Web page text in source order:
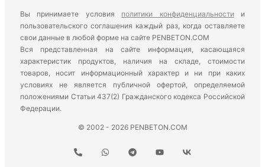
Вы принимаете условия политики конфиденциальностии
пользовательского соглашения каждый раз, когда оставляете
свои данные в любой форме на сайте PENBETON.COM
Вся представленная на сайте информация, касающаяся
характеристик продуктов, наличия на складе, стоимости
товаров, носит информационный характер и ни при каких
условиях не является публичной офертой, определяемой
положениями Статьи 437(2) Гражданского кодекса Российской
Федерации.
© 2002 - 2026 PENBETON.COM